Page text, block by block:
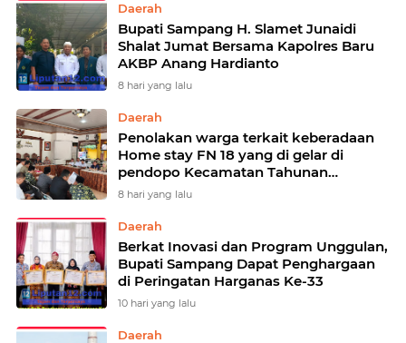
Daerah
Bupati Sampang H. Slamet Junaidi
Shalat Jumat Bersama Kapolres Baru
AKBP Anang Hardianto
8 hari yang lalu
Daerah
Penolakan warga terkait keberadaan
Home stay FN 18 yang di gelar di
pendopo Kecamatan Tahunan
Kabupaten Jepara sedikit memanas.
8 hari yang lalu
Daerah
Berkat Inovasi dan Program Unggulan,
Bupati Sampang Dapat Penghargaan
di Peringatan Harganas Ke-33
10 hari yang lalu
Daerah